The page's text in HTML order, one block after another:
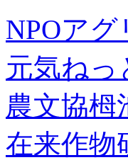
NPOアグ
元気ねっ
農文協栂
在来作物